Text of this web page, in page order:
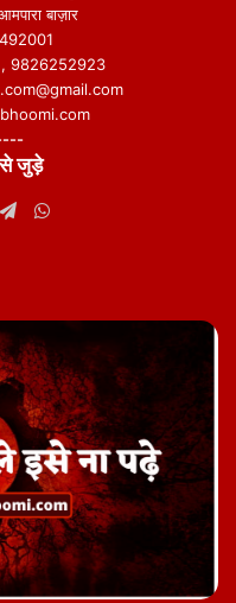
बाज़ार
492001
9826252923
से जुड़े
WhatsApp